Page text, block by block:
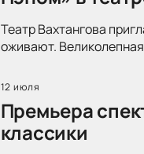
Театр Вахтангова
оживают.
12 июля
Премьера
классики